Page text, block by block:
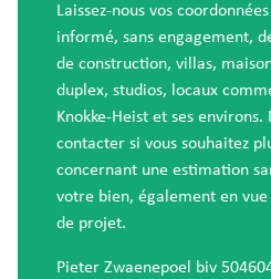
Laissez-nous vos
informé, sans engagement,
de construction, villas,
duplex, studios, locaux
Knokke-Heist et ses
contacter si vous souhaitez
concernant une estimation
votre bien, également en
de projet.
Pieter Zwaenepoel biv